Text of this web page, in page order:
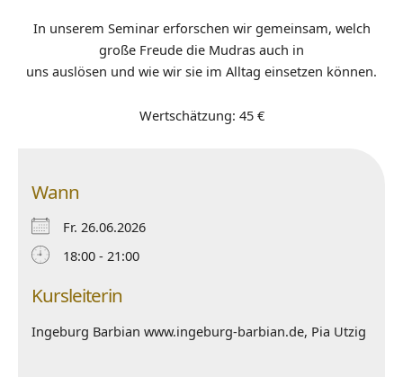
In unserem Seminar erforschen wir gemeinsam, welch
große Freude die Mudras auch in
uns auslösen und wie wir sie im Alltag einsetzen können.
Wertschätzung: 45 €
Wann
Fr. 26.06.2026
18:00 - 21:00
Kursleiterin
Ingeburg Barbian www.ingeburg-barbian.de, Pia Utzig